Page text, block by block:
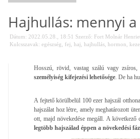
Hajhullás: mennyi
Dátum: 2022.05.28., 18:51 Szerző: Fort Molnár
Kulcsszavak: egészség fej haj hajhullás hormon
Hosszú, rövid, vastag szálú vagy
személyiség kifejezési lehetősége . De ha
A fejtető körülbelül 100 ezer hajszál
hajszálat hoz létre, amely meghatározott
ott, majd növekedése megáll. A
legtöbb hajszálad éppen a növekedési